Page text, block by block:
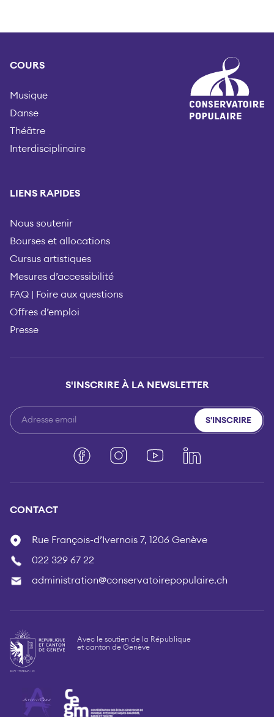
COURS
Musique
Danse
Théâtre
Interdisciplinaire
LIENS RAPIDES
Nous soutenir
Bourses et allocations
Cursus artistiques
Mesures d’accessibilité
FAQ | Foire aux questions
Offres d’emploi
Presse
S'INSCRIRE À LA NEWSLETTER
S'INSCRIRE
FacebookInstagramYouTubeLinkedIn
CONTACT
Rue François-d’Ivernois 7, 1206 Genève
022 329 67 22
administration@conservatoirepopulaire.ch
Avec le soutien de la République
et canton de Genève